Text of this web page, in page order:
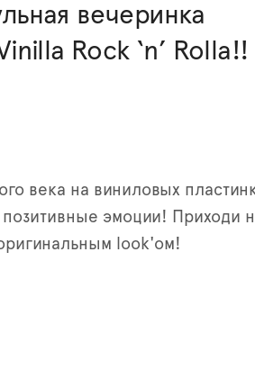
вечеринка
Rock ‘n’ Rolla!!
века на виниловых
эмоции! Приходи
look'ом!